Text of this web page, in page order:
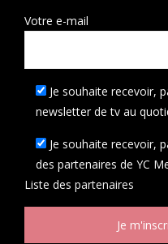
Votre e-mail
Je souhaite recevoir,
newsletter de tv au
Je souhaite recevoir,
des partenaires de YC
Liste des partenaires